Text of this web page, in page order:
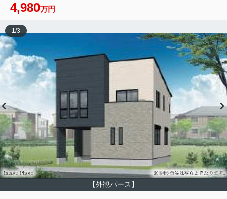
4,980万円
【外観パース】
1/3